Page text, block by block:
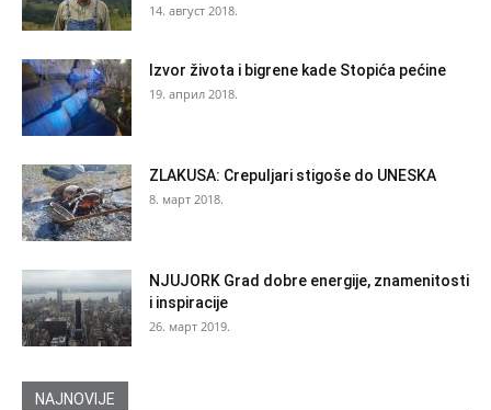
14. август 2018.
Izvor života i bigrene kade Stopića pećine
19. април 2018.
ZLAKUSA: Crepuljari stigoše do UNESKA
8. март 2018.
NJUJORK Grad dobre energije, znamenitosti
i inspiracije
26. март 2019.
NAJNOVIJE